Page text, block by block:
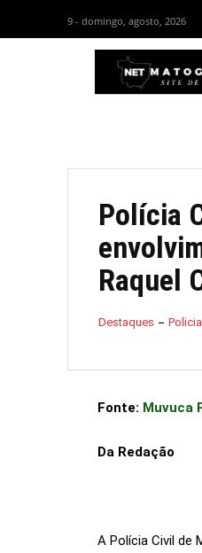
9 - domingo, agosto, 2026
Polícia
Raquel
Destaques Policial
Fonte: Muvuca
Da Redação
A Polícia Civil de